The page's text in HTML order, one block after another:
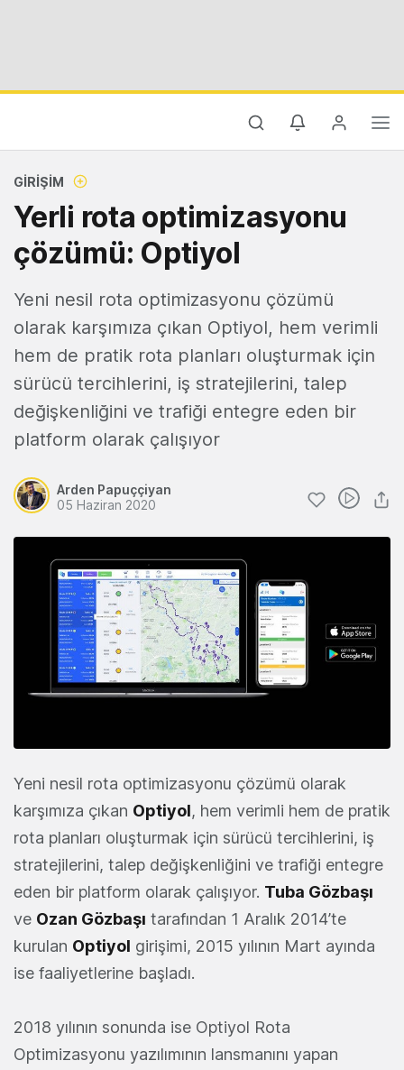
GIRIŞIM
Yerli rota optimizasyonu
çözümü: Optiyol
Yeni nesil rota optimizasyonu çözümü
olarak karşımıza çıkan Optiyol, hem verimli
hem de pratik rota planları oluşturmak için
sürücü tercihlerini, iş stratejilerini, talep
değişkenliğini ve trafiği entegre eden bir
platform olarak çalışıyor
Arden Papuççiyan
05 Haziran 2020
Yeni nesil rota optimizasyonu çözümü olarak
karşımıza çıkan Optiyol, hem verimli hem de pratik
rota planları oluşturmak için sürücü tercihlerini, iş
stratejilerini, talep değişkenliğini ve trafiği entegre
eden bir platform olarak çalışıyor. Tuba Gözbaşı
ve Ozan Gözbaşı tarafından 1 Aralık 2014’te
kurulan Optiyol girişimi, 2015 yılının Mart ayında
ise faaliyetlerine başladı.
2018 yılının sonunda ise Optiyol Rota
Optimizasyonu yazılımının lansmanını yapan